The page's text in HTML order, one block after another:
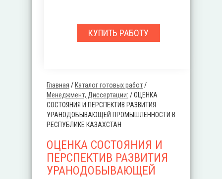
Вы здесь
Главная / Каталог готовых работ/
Менеджмент, Диссертации: /ОЦЕНКА
СОСТОЯНИЯ И ПЕРСПЕКТИВ РАЗВИТИЯ
УРАНОДОБЫВАЮЩЕЙ ПРОМЫШЛЕННОСТИ В
РЕСПУБЛИКЕ КАЗАХСТАН
ОЦЕНКА СОСТОЯНИЯ И
ПЕРСПЕКТИВ РАЗВИТИЯ
УРАНОДОБЫВАЮЩЕЙ
КУПИТЬ РАБОТУ